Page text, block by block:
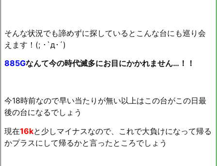
そんな状況でも諦めずに探しているとこんな台にも巡り会
えます！(; ･`д･´)
885Gなんて今の時代滅多にお目にかかれません…！！
今18時前なので早い当たりが無い以上はこの台がこの日最
後の台になるでしょう
現在16kと少しマイナスなので、これで大負けになって帰る
かプラスにして帰るかと言ったところでしょう